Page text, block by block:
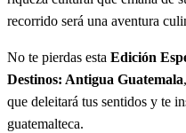
recorrido será una aventura
No te pierdas esta Edición
Destinos: Antigua Guatemala
que deleitará tus sentidos y te
guatemalteca.